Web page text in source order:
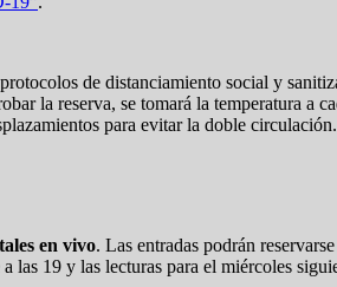
de distanciamiento social y
la reserva, se tomará la temperatura a
para evitar la doble
en vivo. Las entradas podrán
19 y las lecturas para el miércoles